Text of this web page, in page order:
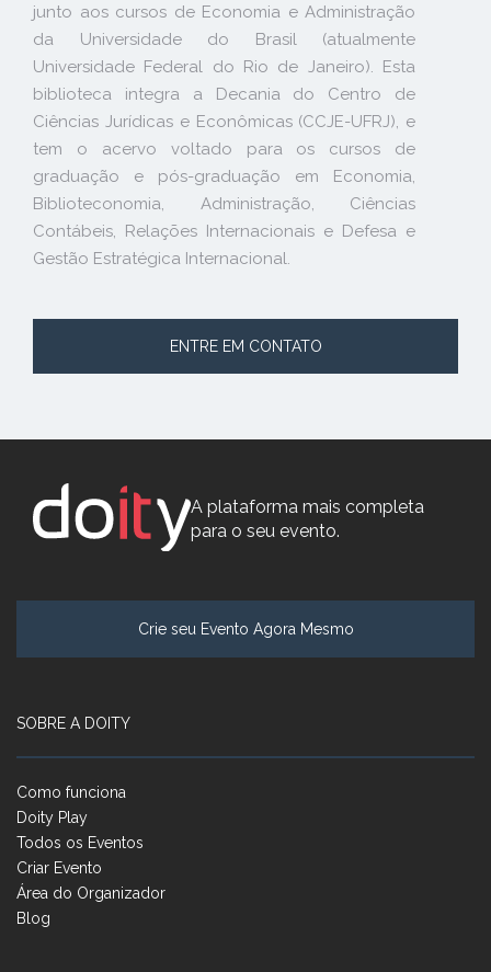
junto aos cursos de Economia e Administração
da Universidade do Brasil (atualmente
Universidade Federal do Rio de Janeiro). Esta
biblioteca integra a Decania do Centro de
Ciências Jurídicas e Econômicas (CCJE-UFRJ), e
tem o acervo voltado para os cursos de
graduação e pós-graduação em Economia,
Biblioteconomia, Administração, Ciências
Contábeis, Relações Internacionais e Defesa e
Gestão Estratégica Internacional.
ENTRE EM CONTATO
A plataforma mais completa
para o seu evento.
Crie seu Evento Agora Mesmo
SOBRE A DOITY
Como funciona
Doity Play
Todos os Eventos
Criar Evento
Área do Organizador
Blog